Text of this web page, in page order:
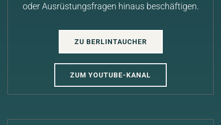
oder Ausrüstungsfragen hinaus beschäftigen.
ZU BERLINTAUCHER
ZUM YOUTUBE-KANAL